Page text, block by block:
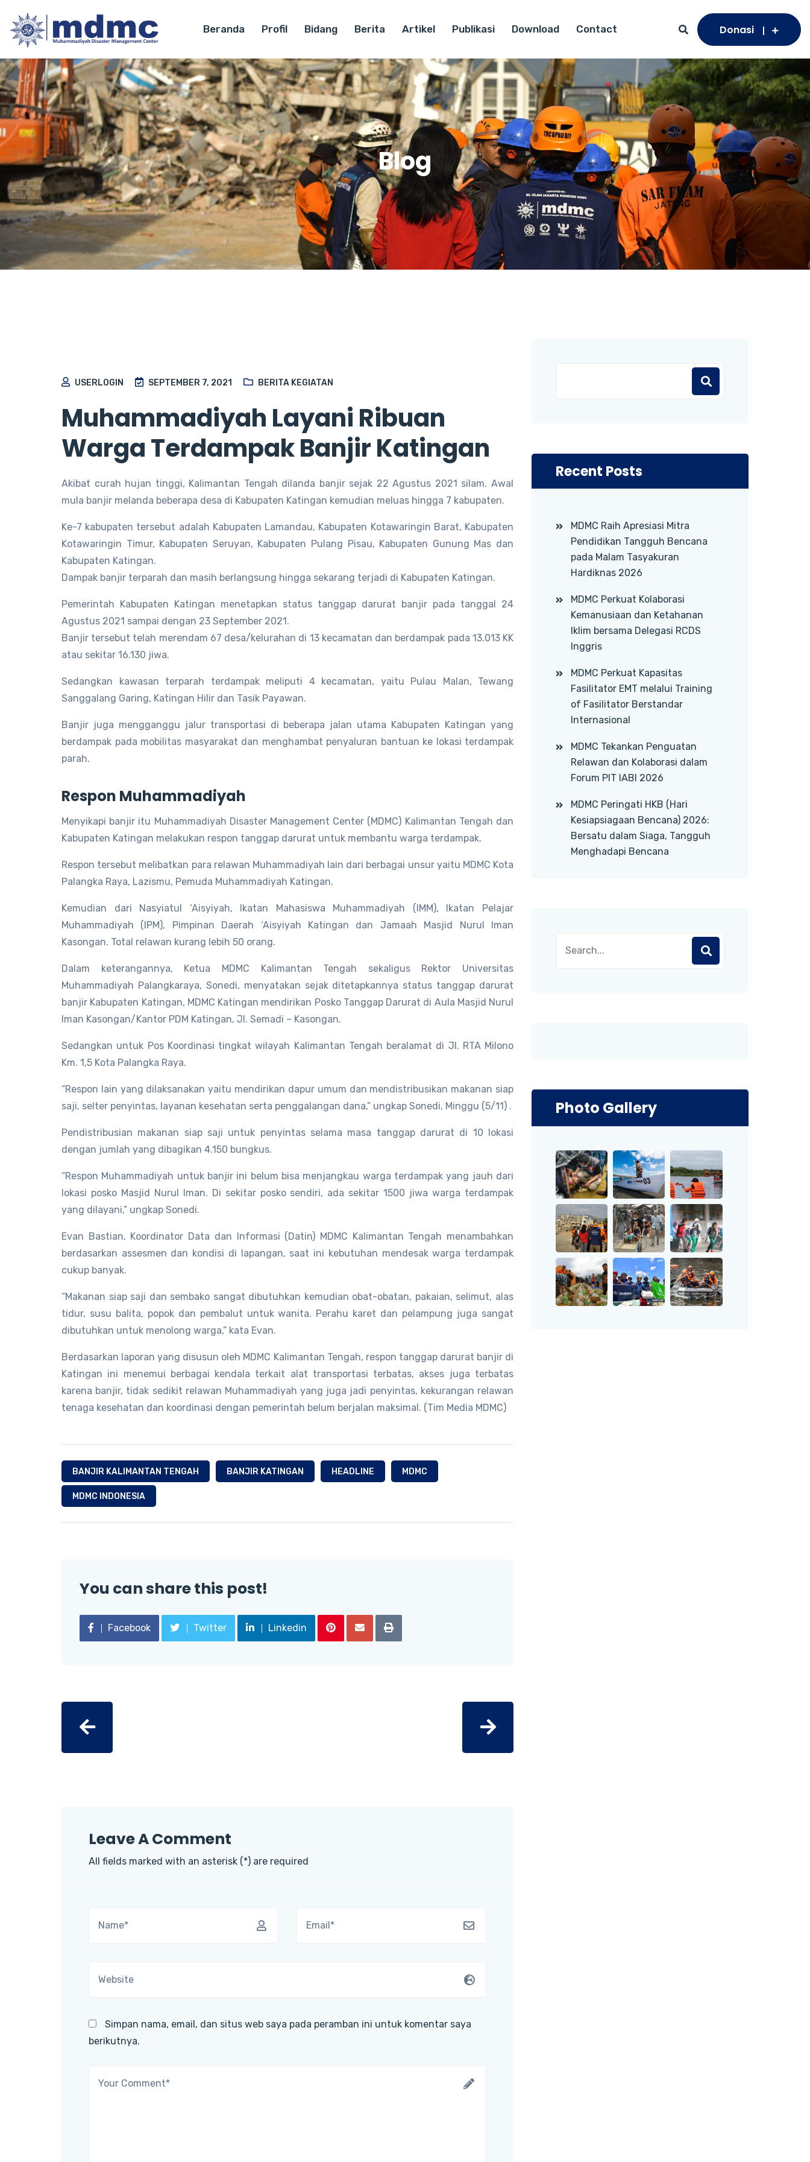
Beranda Profil Bidang Berita Artikel Publikasi Download Contact Donasi
Blog
USERLOGIN SEPTEMBER 7, 2021 BERITA KEGIATAN
Muhammadiyah Layani Ribuan
Warga Terdampak Banjir Katingan
Akibat curah hujan tinggi, Kalimantan Tengah dilanda banjir sejak 22 Agustus 2021 silam. Awal
mula banjir melanda beberapa desa di Kabupaten Katingan kemudian meluas hingga 7 kabupaten.
Ke-7 kabupaten tersebut adalah Kabupaten Lamandau, Kabupaten Kotawaringin Barat, Kabupaten
Kotawaringin Timur, Kabupaten Seruyan, Kabupaten Pulang Pisau, Kabupaten Gunung Mas dan
Kabupaten Katingan.
Dampak banjir terparah dan masih berlangsung hingga sekarang terjadi di Kabupaten Katingan.
Pemerintah Kabupaten Katingan menetapkan status tanggap darurat banjir pada tanggal 24
Agustus 2021 sampai dengan 23 September 2021.
Banjir tersebut telah merendam 67 desa/kelurahan di 13 kecamatan dan berdampak pada 13.013 KK
atau sekitar 16.130 jiwa.
Sedangkan kawasan terparah terdampak meliputi 4 kecamatan, yaitu Pulau Malan, Tewang
Sanggalang Garing, Katingan Hilir dan Tasik Payawan.
Banjir juga mengganggu jalur transportasi di beberapa jalan utama Kabupaten Katingan yang
berdampak pada mobilitas masyarakat dan menghambat penyaluran bantuan ke lokasi terdampak
parah.
Respon Muhammadiyah
Menyikapi banjir itu Muhammadiyah Disaster Management Center (MDMC) Kalimantan Tengah dan
Kabupaten Katingan melakukan respon tanggap darurat untuk membantu warga terdampak.
Respon tersebut melibatkan para relawan Muhammadiyah lain dari berbagai unsur yaitu MDMC Kota
Palangka Raya, Lazismu, Pemuda Muhammadiyah Katingan.
Kemudian dari Nasyiatul ‘Aisyiyah, Ikatan Mahasiswa Muhammadiyah (IMM), Ikatan Pelajar
Muhammadiyah (IPM), Pimpinan Daerah ‘Aisyiyah Katingan dan Jamaah Masjid Nurul Iman
Kasongan. Total relawan kurang lebih 50 orang.
Dalam keterangannya, Ketua MDMC Kalimantan Tengah sekaligus Rektor Universitas
Muhammadiyah Palangkaraya, Sonedi, menyatakan sejak ditetapkannya status tanggap darurat
banjir Kabupaten Katingan, MDMC Katingan mendirikan Posko Tanggap Darurat di Aula Masjid Nurul
Iman Kasongan/Kantor PDM Katingan, Jl. Semadi – Kasongan.
Sedangkan untuk Pos Koordinasi tingkat wilayah Kalimantan Tengah beralamat di Jl. RTA Milono
Km. 1,5 Kota Palangka Raya.
“Respon lain yang dilaksanakan yaitu mendirikan dapur umum dan mendistribusikan makanan siap
saji, selter penyintas, layanan kesehatan serta penggalangan dana,” ungkap Sonedi, Minggu (5/11) .
Pendistribusian makanan siap saji untuk penyintas selama masa tanggap darurat di 10 lokasi
dengan jumlah yang dibagikan 4.150 bungkus.
“Respon Muhammadiyah untuk banjir ini belum bisa menjangkau warga terdampak yang jauh dari
lokasi posko Masjid Nurul Iman. Di sekitar posko sendiri, ada sekitar 1500 jiwa warga terdampak
yang dilayani,” ungkap Sonedi.
Evan Bastian, Koordinator Data dan Informasi (Datin) MDMC Kalimantan Tengah menambahkan
berdasarkan assesmen dan kondisi di lapangan, saat ini kebutuhan mendesak warga terdampak
cukup banyak.
“Makanan siap saji dan sembako sangat dibutuhkan kemudian obat-obatan, pakaian, selimut, alas
tidur, susu balita, popok dan pembalut untuk wanita. Perahu karet dan pelampung juga sangat
dibutuhkan untuk menolong warga,” kata Evan.
Berdasarkan laporan yang disusun oleh MDMC Kalimantan Tengah, respon tanggap darurat banjir di
Katingan ini menemui berbagai kendala terkait alat transportasi terbatas, akses juga terbatas
karena banjir, tidak sedikit relawan Muhammadiyah yang juga jadi penyintas, kekurangan relawan
tenaga kesehatan dan koordinasi dengan pemerintah belum berjalan maksimal. (Tim Media MDMC)
BANJIR KALIMANTAN TENGAH BANJIR KATINGAN HEADLINE MDMC
MDMC INDONESIA
You can share this post!
Facebook Twitter Linkedin
Leave A Comment
All fields marked with an asterisk (*) are required
Simpan nama, email, dan situs web saya pada peramban ini untuk komentar saya
berikutnya.
Recent Posts
MDMC Raih Apresiasi Mitra
Pendidikan Tangguh Bencana
pada Malam Tasyakuran
Hardiknas 2026
MDMC Perkuat Kolaborasi
Kemanusiaan dan Ketahanan
Iklim bersama Delegasi RCDS
Inggris
MDMC Perkuat Kapasitas
Fasilitator EMT melalui Training
of Fasilitator Berstandar
Internasional
MDMC Tekankan Penguatan
Relawan dan Kolaborasi dalam
Forum PIT IABI 2026
MDMC Peringati HKB (Hari
Kesiapsiagaan Bencana) 2026:
Bersatu dalam Siaga, Tangguh
Menghadapi Bencana
Photo Gallery